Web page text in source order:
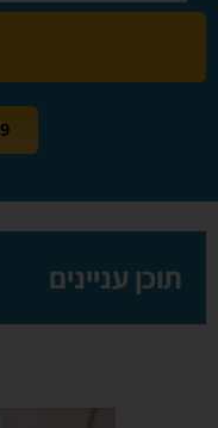
תוכן עניינים